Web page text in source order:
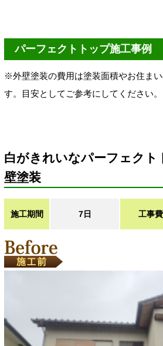
パーフェクトトップ施工事例
※外壁塗装の費用は塗装面積やお住ま
す。目安としてご参考にしてください。
白がきれいなパーフェクト
壁塗装
施工期間 7日 工事